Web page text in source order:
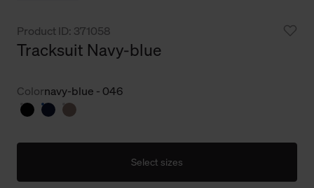
Product ID: 371058
Tracksuit Navy-blue
Colornavy-blue - 046
Select sizes